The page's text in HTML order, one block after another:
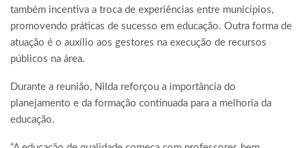
também incentiva a troca de experiências entre municípios,
promovendo práticas de sucesso em educação. Outra forma de
atuação é o auxílio aos gestores na execução de recursos
públicos na área.
Durante a reunião, Nilda reforçou a importância do
planejamento e da formação continuada para a melhoria da
educação.